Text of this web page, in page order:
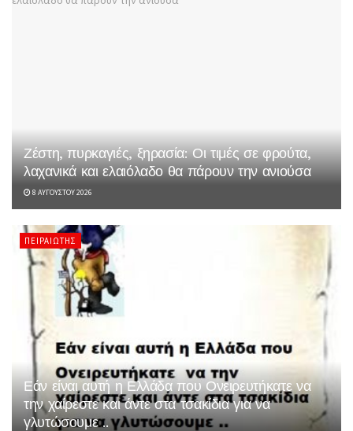
Ζέστη, πυρκαγιές, ξηρασία: Οι τιμές σε φρούτα,
λαχανικά και ελαιόλαδο θα πάρουν την ανιούσα
8 ΑΥΓΟΎΣΤΟΥ 2026
ΠΕΙΡΑΙΏΤΗΣ
Εάν είναι αυτή η Ελλάδα που Ονειρευτήκατε να
την χαίρεστε και άντε στα τσακίδια για να
γλυτώσουμε ..